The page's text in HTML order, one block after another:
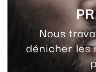
Nous
dénicher les